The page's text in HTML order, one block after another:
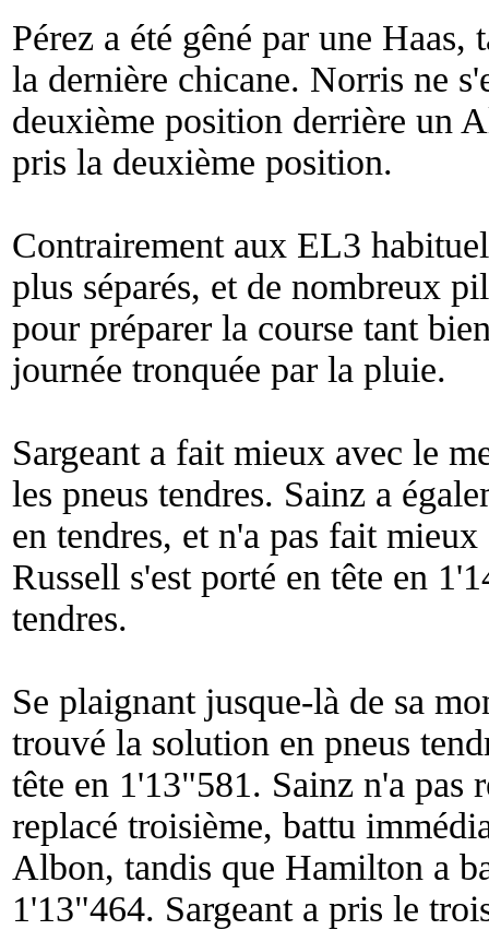
Pérez a été gêné par une
la dernière chicane. Norris ne
deuxième position derrière un
pris la deuxième position.
Contrairement aux EL3
plus séparés, et de nombreux
pour préparer la course tant
journée tronquée par la pluie.
Sargeant a fait mieux avec le
les pneus tendres. Sainz a
en tendres, et n'a pas fait
Russell s'est porté en tête en
tendres.
Se plaignant jusque-là de sa
trouvé la solution en pneus
tête en 1'13"581. Sainz n'a pas
replacé troisième, battu
Albon, tandis que Hamilton a
1'13"464. Sargeant a pris le